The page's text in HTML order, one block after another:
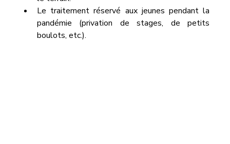
Le traitement réservé aux jeunes pendant la
pandémie (privation de stages, de petits
boulots, etc.).